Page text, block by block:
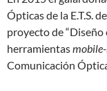
Ópticas de la E.T.S.
proyecto de
herramientas
Comunicación